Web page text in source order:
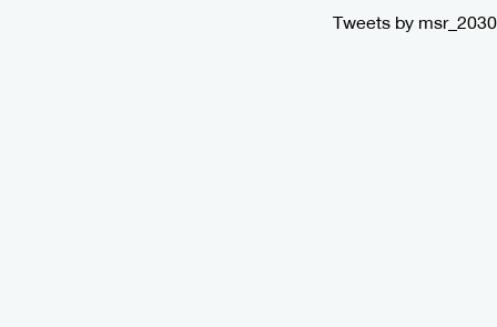
Tweets by msr_2030